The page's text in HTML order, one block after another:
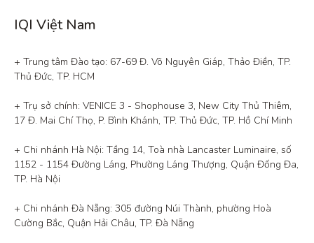
IQI Việt Nam
+ Trung tâm Đào tạo: 67-69 Đ. Võ Nguyên Giáp, Thảo Điền, TP.
Thủ Đức, TP. HCM
+ Trụ sở chính: VENICE 3 - Shophouse 3, New City Thủ Thiêm,
17 Đ. Mai Chí Thọ, P. Bình Khánh, TP. Thủ Đức, TP. Hồ Chí Minh
+ Chi nhánh Hà Nội: Tầng 14, Toà nhà Lancaster Luminaire, số
1152 - 1154 Đường Láng, Phường Láng Thượng, Quận Đống Đa,
TP. Hà Nội
+ Chi nhánh Đà Nẵng: 305 đường Núi Thành, phường Hoà
Cường Bắc, Quận Hải Châu, TP. Đà Nẵng